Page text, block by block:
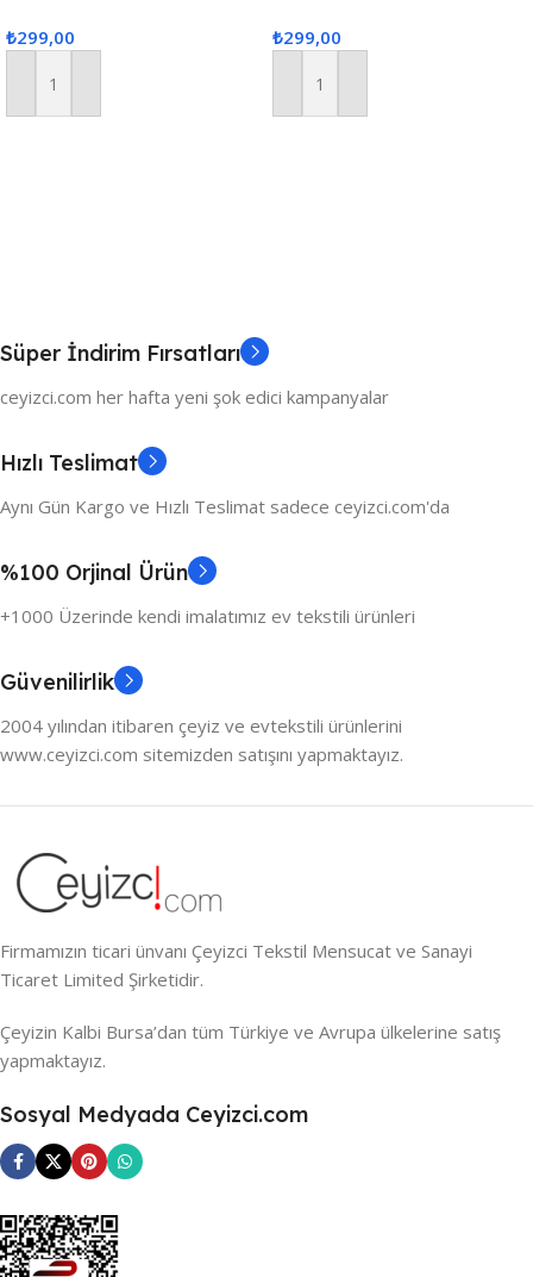
₺299,00
Sepete Ekle
Masa Örtüsü Seti, Servis
₺299,00
Sepete Ekle
Süper İndirim Fırsatları
ceyizci.com her hafta yeni şok edici kampanyalar
Hızlı Teslimat
Aynı Gün Kargo ve Hızlı Teslimat sadece ceyizci.com'da
%100 Orjinal Ürün
+1000 Üzerinde kendi imalatımız ev tekstili ürünleri
Güvenilirlik
2004 yılından itibaren çeyiz ve evtekstili ürünlerini
www.ceyizci.com sitemizden satışını yapmaktayız.
Firmamızın ticari ünvanı Çeyizci Tekstil Mensucat ve Sanayi
Ticaret Limited Şirketidir.
Çeyizin Kalbi Bursa’dan tüm Türkiye ve Avrupa ülkelerine satış
yapmaktayız.
Sosyal Medyada Ceyizci.com